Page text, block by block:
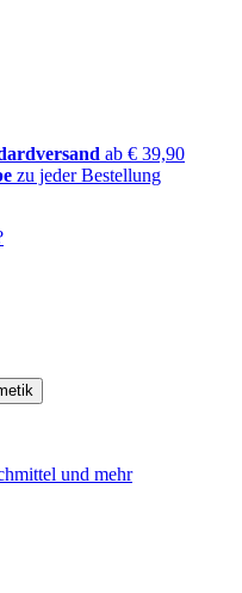
ab € 39,90
zu jeder Bestellung
und mehr